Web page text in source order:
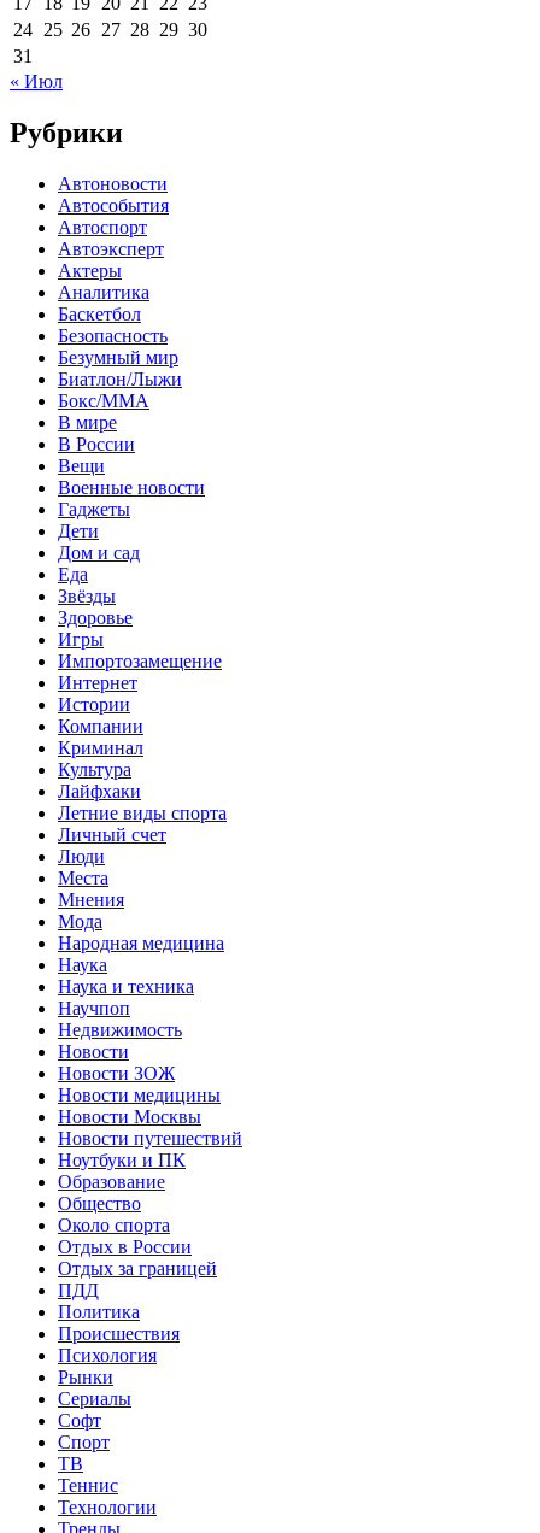
24 25 26 27 28 29 30
31
« Июл
Рубрики
Автоновости
Автособытия
Автоспорт
Автоэксперт
Актеры
Аналитика
Баскетбол
Безопасность
Безумный мир
Биатлон/Лыжи
Бокс/MMA
В мире
В России
Вещи
Военные новости
Гаджеты
Дети
Дом и сад
Еда
Звёзды
Здоровье
Игры
Импортозамещение
Интернет
Истории
Компании
Криминал
Культура
Лайфхаки
Летние виды спорта
Личный счет
Люди
Места
Мнения
Мода
Народная медицина
Наука
Наука и техника
Научпоп
Недвижимость
Новости
Новости ЗОЖ
Новости медицины
Новости Москвы
Новости путешествий
Ноутбуки и ПК
Образование
Общество
Около спорта
Отдых в России
Отдых за границей
ПДД
Политика
Происшествия
Психология
Рынки
Сериалы
Софт
Спорт
ТВ
Теннис
Технологии
Тренды